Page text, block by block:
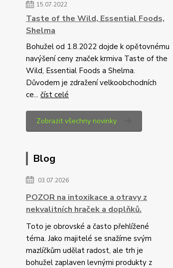
15.07.2022
Taste of the Wild, Essential Foods,
Shelma
Bohužel od 1.8.2022 dojde k opětovnému
navýšení ceny značek krmiva Taste of the
Wild, Essential Foods a Shelma.
Důvodem je zdražení velkoobchodních
ce... číst celé
Zobrazit všechny novinky
Blog
03.07.2026
POZOR na intoxikace a otravy z
nekvalitních hraček a doplňků.
Toto je obrovské a často přehlížené
téma. Jako majitelé se snažíme svým
mazlíčkům udělat radost, ale trh je
bohužel zaplaven levnými produkty z